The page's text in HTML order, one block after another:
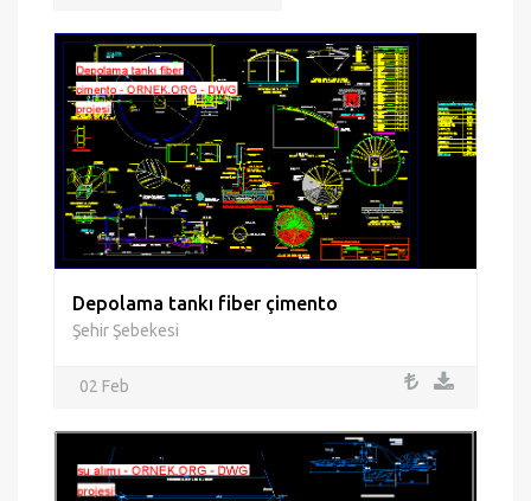
Depolama tankı fiber çimento
Şehir Şebekesi
02 Feb